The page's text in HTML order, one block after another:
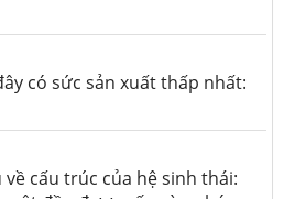
có sức sản xuất thấp nhất:
cấu trúc của hệ sinh thái: